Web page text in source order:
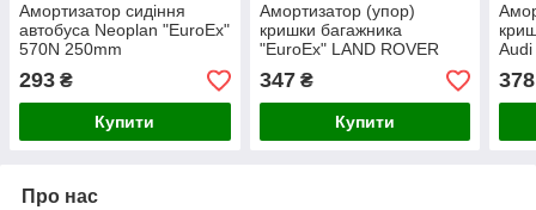
Амортизатор сидіння
автобуса Neoplan "EuroEx"
570N 250mm
293 ₴
Купити
Амортизатор (упор)
кришки багажника
"EuroEx" LAND ROVER
FREELANDER 2 06 510N
540mm
347₴
Купити
378
Про нас